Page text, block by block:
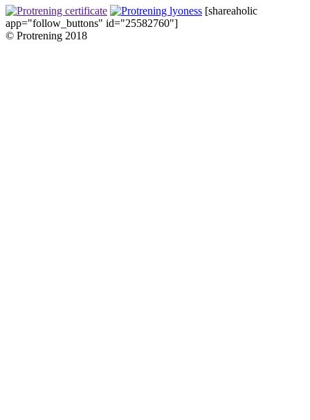
[shareaholic
app="follow_buttons" id="25582760"]
© Protrening 2018